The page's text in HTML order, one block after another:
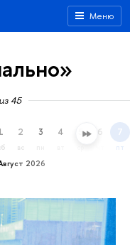
Меню
45
2026
2
вс
3 4 5 6 7
пт